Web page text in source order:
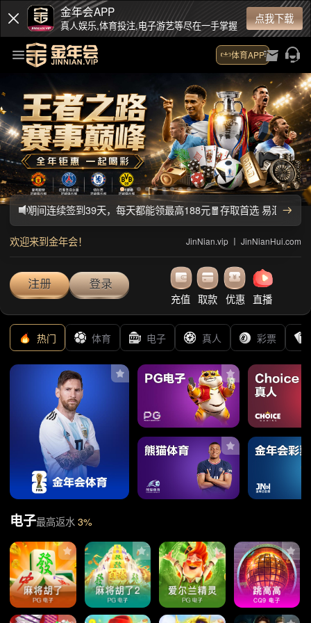
你好！欢迎来到11111开云·Kaiyun(中国)官方网站-科技股份有限公司：有色金属
产品 公司
B2B首页 供应商机 企业店铺 求购信息
您现在的位置是：首页 >商业资讯
深圳商讯网-创业故事征文活动
发布日期：2012-10-11 22:20:38 关键字：深圳创业故事征文活
无论你是50、60后，还是90、00后，只要你有真实，热血，感人的创业故事
功审核发布后，奖获得本站免费提供的推广套餐。
深圳商业讯息网
www.0755sx.com
同类资讯